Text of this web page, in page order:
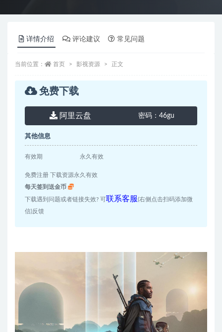
详情介绍 评论建议 常见问题
当前位置： 首页 影视资源 正文
免费下载
阿里云盘 密码： 46gu
其他信息
有效期 永久有效
免费注册 下载资源永久有效
每天签到送金币
下载遇到问题或者链接失效? 可联系客服(右侧点击扫码添加微
信)反馈